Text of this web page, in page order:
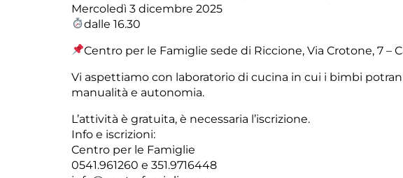
Mercoledì 3 dicembre 2025
dalle 16.30
Centro per le Famiglie sede di Riccione, Via Crotone, 7 –
Vi aspettiamo con laboratorio di cucina in cui i bimbi
manualità e autonomia.
L’attività è gratuita, è necessaria l’iscrizione.
Info e iscrizioni:
Centro per le Famiglie
0541.961260 e 351.9716448